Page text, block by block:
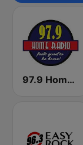
97.9 Home Radio